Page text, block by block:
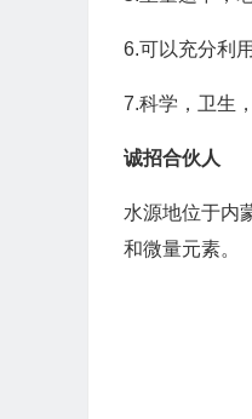
6.可以充分利
7.科学，卫生
诚招合伙人
水源地位于内
和微量元素。